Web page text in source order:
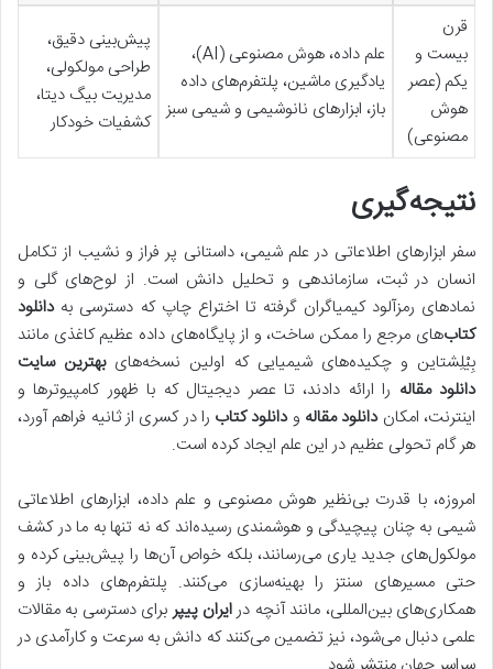
قرن
بیست و
یکم (عصر
هوش
مصنوعی)
علم داده، هوش مصنوعی (AI)،
یادگیری ماشین، پلتفرم‌های داده
باز، ابزارهای نانوشیمی و شیمی سبز
پیش‌بینی دقیق،
طراحی مولکولی،
مدیریت بیگ دیتا،
کشفیات خودکار
نتیجه‌گیری
سفر ابزارهای اطلاعاتی در علم شیمی، داستانی پر فراز و نشیب از تکامل
انسان در ثبت، سازماندهی و تحلیل دانش است. از لوح‌های گلی و
نمادهای رمزآلود کیمیاگران گرفته تا اختراع چاپ که دسترسی بهدانلود
کتاب‌های مرجع را ممکن ساخت، و از پایگاه‌های داده عظیم کاغذی مانند
بِیْلِشتاین و چکیده‌های شیمیایی که اولین نسخه‌هایبهترین سایت
دانلود مقاله را ارائه دادند، تا عصر دیجیتال که با ظهور کامپیوترها و
اینترنت، امکاندانلود مقاله ودانلود کتاب را در کسری از ثانیه فراهم آورد،
هر گام تحولی عظیم در این علم ایجاد کرده است.
امروزه، با قدرت بی‌نظیر هوش مصنوعی و علم داده، ابزارهای اطلاعاتی
شیمی به چنان پیچیدگی و هوشمندی رسیده‌اند که نه تنها به ما در کشف
مولکول‌های جدید یاری می‌رسانند، بلکه خواص آن‌ها را پیش‌بینی کرده و
حتی مسیرهای سنتز را بهینه‌سازی می‌کنند. پلتفرم‌های داده باز و
همکاری‌های بین‌المللی، مانند آنچه درایران پیپربرای دسترسی به مقالات
علمی دنبال می‌شود، نیز تضمین می‌کنند که دانش به سرعت و کارآمدی در